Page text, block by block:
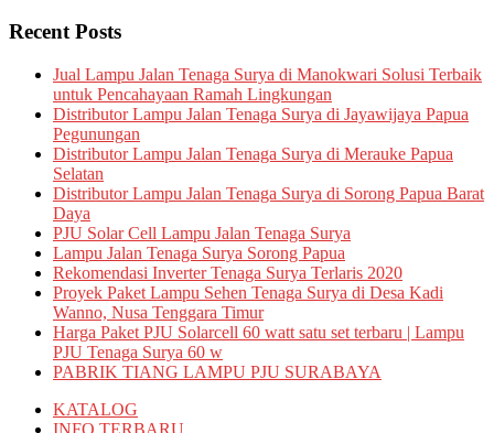
Recent Posts
Jual Lampu Jalan Tenaga Surya di Manokwari Solusi Terbaik
untuk Pencahayaan Ramah Lingkungan
Distributor Lampu Jalan Tenaga Surya di Jayawijaya Papua
Pegunungan
Distributor Lampu Jalan Tenaga Surya di Merauke Papua
Selatan
Distributor Lampu Jalan Tenaga Surya di Sorong Papua Barat
Daya
PJU Solar Cell Lampu Jalan Tenaga Surya
Lampu Jalan Tenaga Surya Sorong Papua
Rekomendasi Inverter Tenaga Surya Terlaris 2020
Proyek Paket Lampu Sehen Tenaga Surya di Desa Kadi
Wanno, Nusa Tenggara Timur
Harga Paket PJU Solarcell 60 watt satu set terbaru | Lampu
PJU Tenaga Surya 60 w
PABRIK TIANG LAMPU PJU SURABAYA
KATALOG
INFO TERBARU